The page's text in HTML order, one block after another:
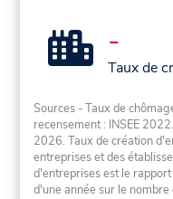
-
Taux de
Sources - Taux de
recensement : INSEE
2026. Taux de création
entreprises et des
d'entreprises est le
d'une année sur le